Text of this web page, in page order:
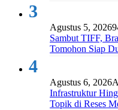
3
Agustus 5, 2026
Sambut TIFF,
Tomohon Siap
4
Agustus 6, 2026
Infrastruktur
Topik di Reses